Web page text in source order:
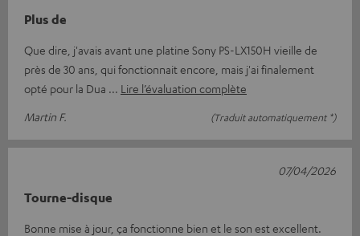
Plus de
Que dire, j'avais avant une platine Sony PS-LX150H vieille de
près de 30 ans, qui fonctionnait encore, mais j'ai finalement
opté pour la Dua
Lire l’évaluation complète
Martin F.
(Traduit automatiquement *)
Tourne-disque
Bonne mise à jour, ça fonctionne bien et le son est excellent.
07/04/2026